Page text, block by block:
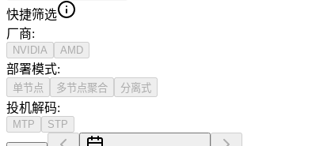
快捷筛选
厂商:
NVIDIA AMD
部署模式:
单节点 多节点聚合 分离式
投机解码:
MTP STP